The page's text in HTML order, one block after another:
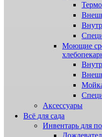
Моющие
Аксессуары
Всё для сада
Инвентарь для